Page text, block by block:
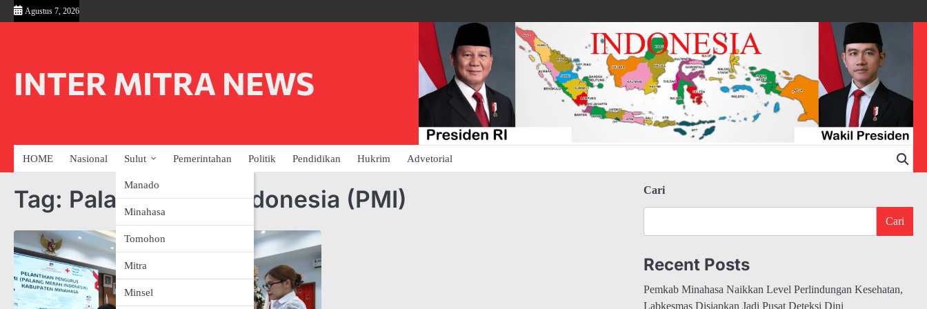
Skip
to
Agustus 7, 2026
INTER MITRA NEWS
HOME Nasional Sulut
Manado
Minahasa
Tomohon
Mitra
Minsel
Pemerintahan Politik Pendidikan Hukrim Advetorial
Tag: Palang Merah Indonesia (PMI) Cari
Cari
Recent Posts
Pemkab Minahasa Naikkan Level Perlindungan Kesehatan,
Labkesmas Disiapkan Jadi Pusat Deteksi Dini